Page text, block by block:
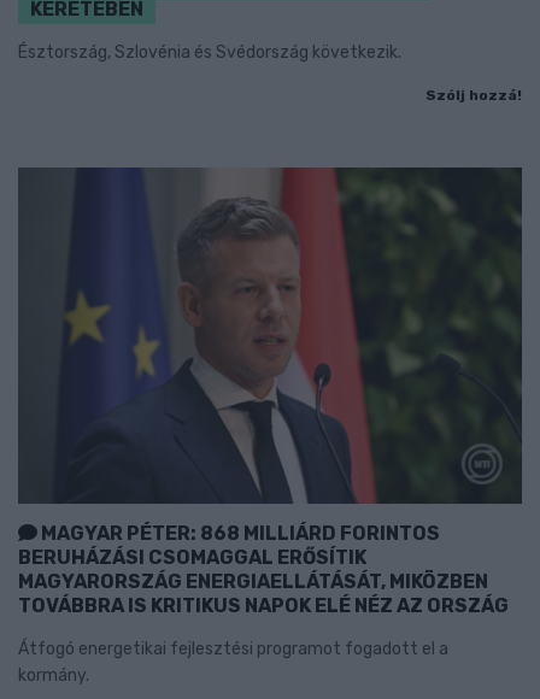
KERETÉBEN
Észtország, Szlovénia és Svédország következik.
Szólj hozzá!
MAGYAR PÉTER: 868 MILLIÁRD FORINTOS
BERUHÁZÁSI CSOMAGGAL ERŐSÍTIK
MAGYARORSZÁG ENERGIAELLÁTÁSÁT, MIKÖZBEN
TOVÁBBRA IS KRITIKUS NAPOK ELÉ NÉZ AZ ORSZÁG
Átfogó energetikai fejlesztési programot fogadott el a
kormány.